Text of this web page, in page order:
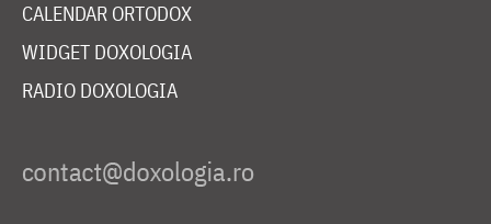
CALENDAR ORTODOX
WIDGET DOXOLOGIA
RADIO DOXOLOGIA